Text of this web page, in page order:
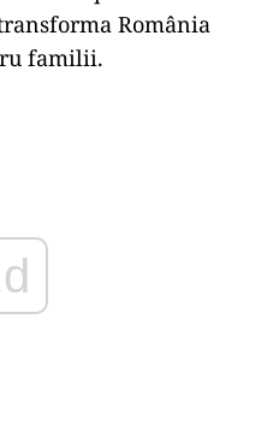
România
familii.